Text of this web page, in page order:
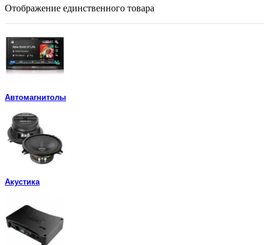
Отображение единственного товара
Автомагнитолы
Акустика